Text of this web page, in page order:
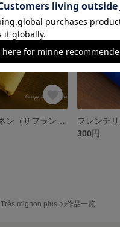
300円
Très mignon plus の作品一覧